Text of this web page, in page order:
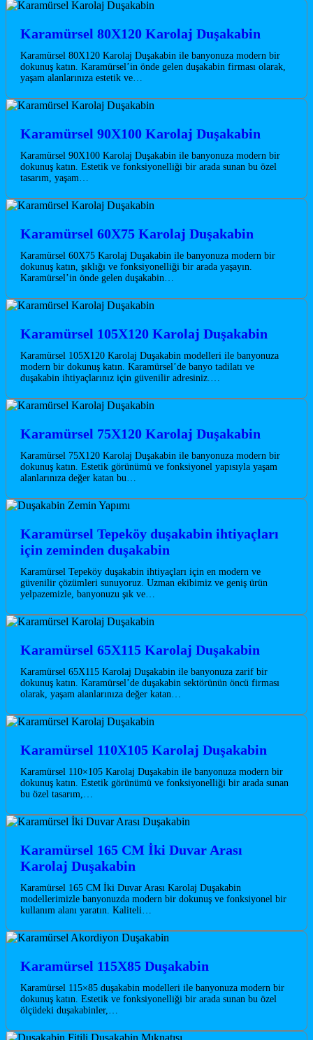
Karamürsel 80X120 Karolaj Duşakabin
Karamürsel 80X120 Karolaj Duşakabin ile banyonuza modern bir
dokunuş katın. Karamürsel’in önde gelen duşakabin firması olarak,
yaşam alanlarınıza estetik ve…
Karamürsel 90X100 Karolaj Duşakabin
Karamürsel 90X100 Karolaj Duşakabin ile banyonuza modern bir
dokunuş katın. Estetik ve fonksiyonelliği bir arada sunan bu özel
tasarım, yaşam…
Karamürsel 60X75 Karolaj Duşakabin
Karamürsel 60X75 Karolaj Duşakabin ile banyonuza modern bir
dokunuş katın, şıklığı ve fonksiyonelliği bir arada yaşayın.
Karamürsel’in önde gelen duşakabin…
Karamürsel 105X120 Karolaj Duşakabin
Karamürsel 105X120 Karolaj Duşakabin modelleri ile banyonuza
modern bir dokunuş katın. Karamürsel’de banyo tadilatı ve
duşakabin ihtiyaçlarınız için güvenilir adresiniz.…
Karamürsel 75X120 Karolaj Duşakabin
Karamürsel 75X120 Karolaj Duşakabin ile banyonuza modern bir
dokunuş katın. Estetik görünümü ve fonksiyonel yapısıyla yaşam
alanlarınıza değer katan bu…
Karamürsel Tepeköy duşakabin ihtiyaçları
için zeminden duşakabin
Karamürsel Tepeköy duşakabin ihtiyaçları için en modern ve
güvenilir çözümleri sunuyoruz. Uzman ekibimiz ve geniş ürün
yelpazemizle, banyonuzu şık ve…
Karamürsel 65X115 Karolaj Duşakabin
Karamürsel 65X115 Karolaj Duşakabin ile banyonuza zarif bir
dokunuş katın. Karamürsel’de duşakabin sektörünün öncü firması
olarak, yaşam alanlarınıza değer katan…
Karamürsel 110X105 Karolaj Duşakabin
Karamürsel 110×105 Karolaj Duşakabin ile banyonuza modern bir
dokunuş katın. Estetik görünümü ve fonksiyonelliği bir arada sunan
bu özel tasarım,…
Karamürsel 165 CM İki Duvar Arası
Karolaj Duşakabin
Karamürsel 165 CM İki Duvar Arası Karolaj Duşakabin
modellerimizle banyonuzda modern bir dokunuş ve fonksiyonel bir
kullanım alanı yaratın. Kaliteli…
Karamürsel 115X85 Duşakabin
Karamürsel 115×85 duşakabin modelleri ile banyonuza modern bir
dokunuş katın. Estetik ve fonksiyonelliği bir arada sunan bu özel
ölçüdeki duşakabinler,…